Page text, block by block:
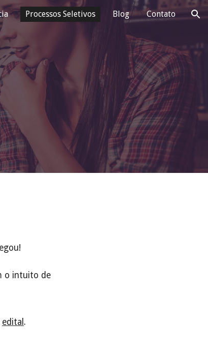
Processos Seletivos Blog Contato
o intuito de
edital .